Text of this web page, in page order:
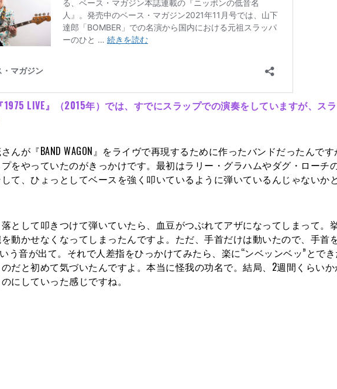
LIVE』（2015年）では、すでにスラップでの演奏をしていますが、ス
が『BAND WAGON』をライヴで再現するために作ったバンドだったんで
をやっていたのがきっかけです。最初はラリー・グラハムやダグ・ローチ
て、ひょっとしてベースを強く叩いているように弾いているんじゃないか
として叩きつけて弾いていたら、血豆がつぶれてアザになってしまって。
動かせなくなってしまったんですよ。ただ、手首だけは動いたので、手首
う音が出て。それで人差指をひっかけてみたら、楽に“ンベッンベッ”とで
だと初めて気づいたんですよ。本当に怪我の功名で。結局、2週間くらい
にしていった感じですね。